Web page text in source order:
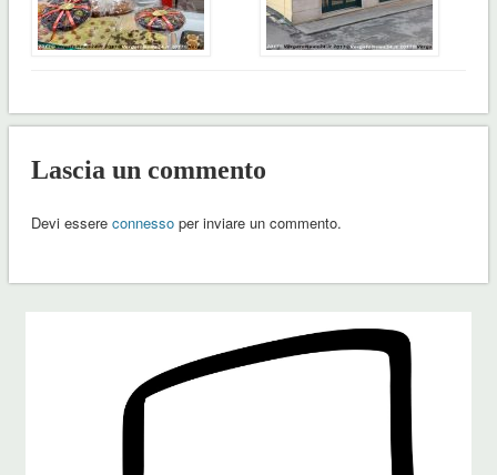
Lascia un commento
Devi essere connessoper inviare un commento.